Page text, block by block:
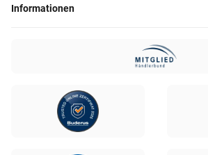
Informationen